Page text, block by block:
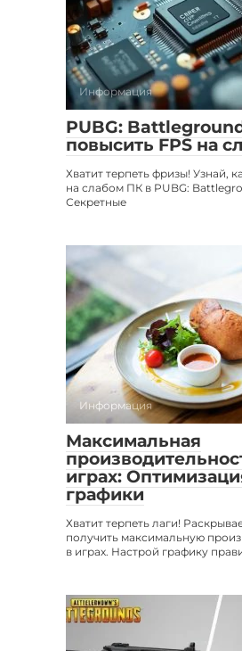
Информация
PUBG:
повысить FPS на
Хватит терпеть фризы! Узнай,
на слабом ПК в PUBG:
Секретные
Информация
Максимальная
играх:
графики
Хватит терпеть лаги!
получить максимальную
в играх. Настрой графику